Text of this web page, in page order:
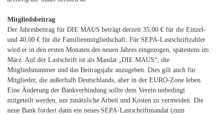
Mitgliedsbeitrag
Der Jahresbeitrag für DIE MAUS beträgt derzeit 35,00 € für die Einzel-
und 40,00 € für die Familienmitgliedschaft. Für SEPA-Lastschriftzahler
wird er in den ersten Monaten des neuen Jahres eingezogen, spätestens im
März. Auf der Lastschrift ist als Mandat „DIE MAUS“, die
Mitgliedsnummer und das Beitragsjahr anzugeben. Dies gilt auch für
Mitglieder, die außerhalb Deutschlands, aber in der EURO-Zone leben.
Eine Änderung der Bankverbindung sollte dem Verein unbedingt
mitgeteilt werden, um zusätzliche Arbeit und Kosten zu vermeiden. Die
neue Bank fordert dann ein neues SEPA-Lastschriftmandat (zum